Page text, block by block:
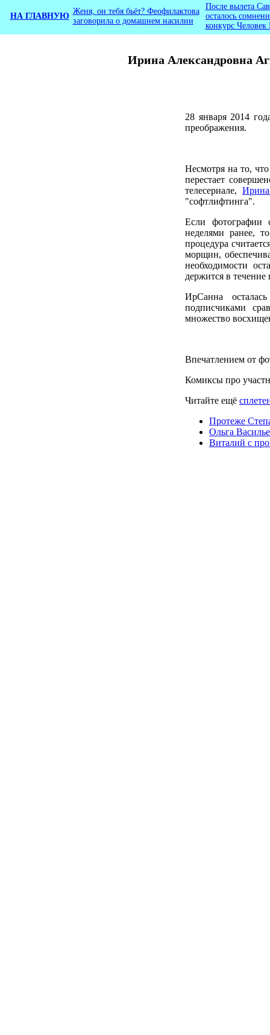
Ирина Александровна
НА ГЛАВНУЮ
Женя, он тебя бьёт? Феофилактова
заговорила о домашнем насилии
После вылета
осталось
конкурс Человек
28 января 2014
преображения.
Несмотря на то,
перестает
телесериале,
"софтлифтинга".
Если фотографии
неделями ранее,
процедура
морщин,
необходимости
держится в течение
ИрСанна
подписчиками
множество
Впечатлением от
Комиксы про
Читайте ещё
Протеже
Ольга
Виталий с